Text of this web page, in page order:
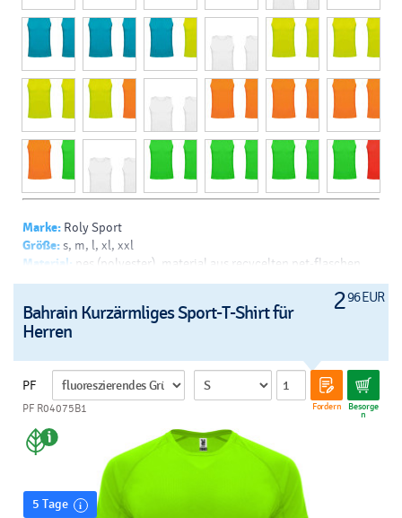
Marke: Roly Sport
Größe: s, m, l, xl, xxl
Material:
pes (polyester), material aus recycelten pet-flaschen
Farbe:weiss, schwarz, türkis, neon gelb, neon orange, neongrün,
Drück:transferdruck - v
296 EUR
Bahrain Kurzärmliges Sport-T-Shirt für
Herren
PF
Fordern Besorge
n
PF R04075B1
5 Tage